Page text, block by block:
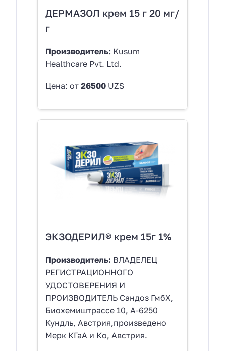
ДЕРМАЗОЛ крем 15 г 20 мг/
г
Производитель: Kusum
Healthcare Pvt. Ltd.
Цена: от 26500 UZS
ЭКЗОДЕРИЛ® крем 15г 1%
Производитель: ВЛАДЕЛЕЦ
РЕГИСТРАЦИОННОГО
УДОСТОВЕРЕНИЯ И
ПРОИЗВОДИТЕЛЬ Сандоз ГмбХ,
Биохемиштрассе 10, A-6250
Кундль, Австрия,произведено
Мерк КГаА и Ко, Австрия.